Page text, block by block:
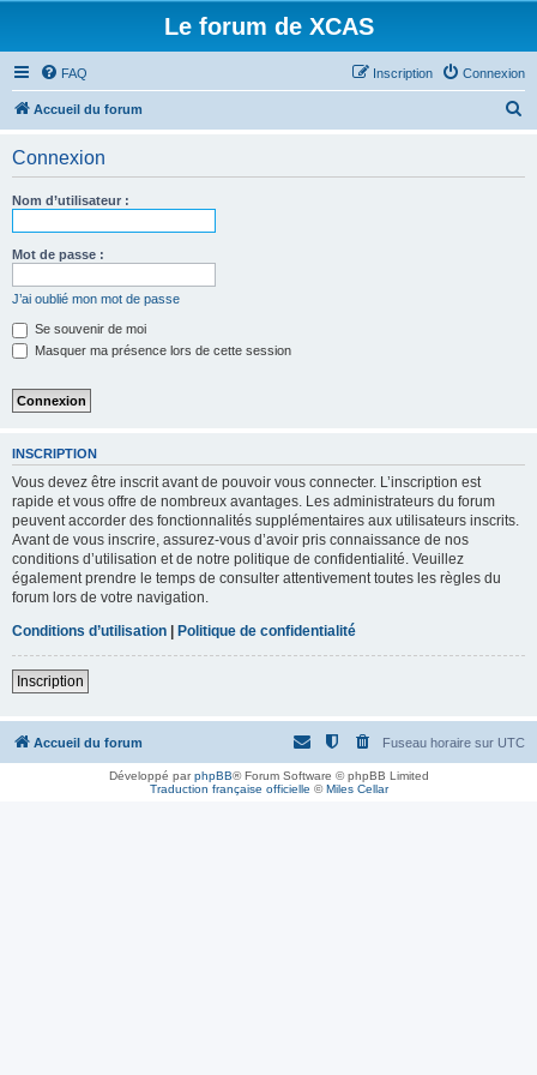
Le forum de XCAS
FAQ Connexion
Inscription
Accueil du forum
Connexion
Nom d’utilisateur :
Mot de passe :
J’ai oublié mon mot de passe
Se souvenir de moi
Masquer ma présence lors de cette session
INSCRIPTION
Vous devez être inscrit avant de pouvoir vous connecter. L’inscription est
rapide et vous offre de nombreux avantages. Les administrateurs du forum
peuvent accorder des fonctionnalités supplémentaires aux utilisateurs inscrits.
Avant de vous inscrire, assurez-vous d’avoir pris connaissance de nos
conditions d’utilisation et de notre politique de confidentialité. Veuillez
également prendre le temps de consulter attentivement toutes les règles du
forum lors de votre navigation.
Conditions d’utilisation | Politique de confidentialité
Inscription
Accueil du forum Fuseau horaire sur UTC
Développé parphpBB® Forum Software © phpBB Limited
Traduction française officielle ©Miles Cellar